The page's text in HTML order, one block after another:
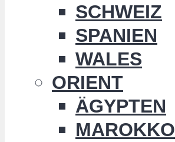
SCHWEIZ
SPANIEN
WALES
ORIENT
ÄGYPTEN
MAROKKO